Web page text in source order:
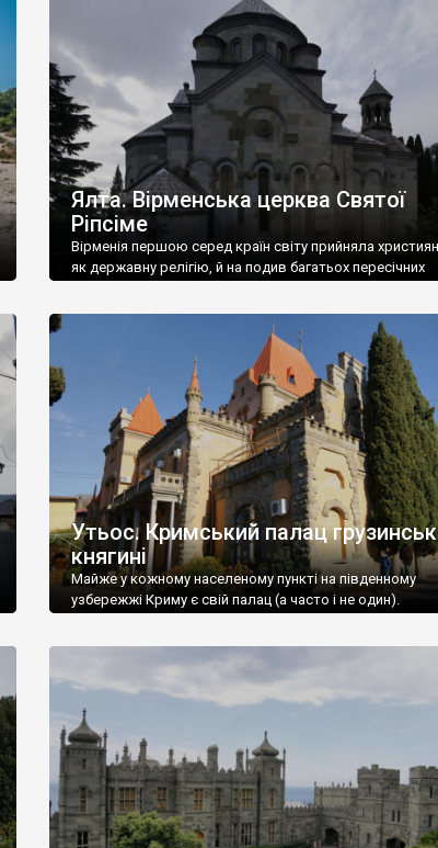
називаються «повстяками» (postaki)…” “Вино. Крим
виробляє відмінне вино і його вдосталь: воно все
легке біле і дуже […]
Ялта. Вірменська церква Святої
Ріпсіме
Вірменія першою серед країн світу прийняла
як державну релігію, й на подив багатьох пересічних
Утьос. Кримський палац
княгині
Майже у кожному населеному пункті на південному
узбережжі Криму є свій палац (а часто і не один).